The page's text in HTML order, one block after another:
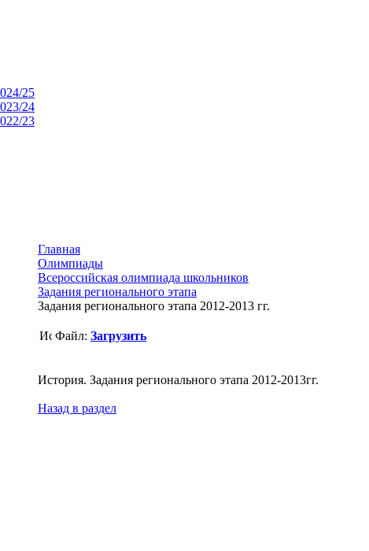
25
24
23
Главная
Олимпиады
Всероссийская олимпиада школьников
Задания регионального этапа
Задания регионального этапа 2012-2013 гг.
Файл: Загрузить
История. Задания регионального этапа 2012-2013гг.
Назад в раздел